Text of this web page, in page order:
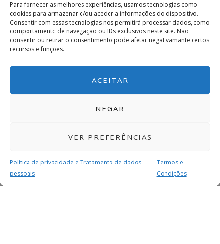
Para fornecer as melhores experiências, usamos tecnologias como
cookies para armazenar e/ou aceder a informações do dispositivo.
Consentir com essas tecnologias nos permitirá processar dados, como
comportamento de navegação ou IDs exclusivos neste site. Não
consentir ou retirar o consentimento pode afetar negativamante certos
recursos e funções.
ACEITAR
NEGAR
VER PREFERÊNCIAS
Política de privacidade e Tratamento de dados
pessoais
Termos e
Condições